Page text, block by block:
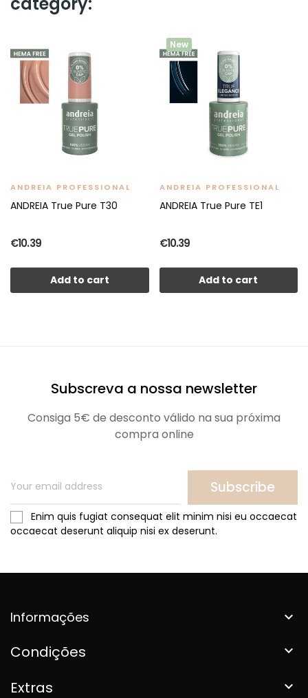
ANDREIA PROFESSIONAL
ANDREIA True Pure T30
€10.39
Add to cart
New
ANDREIA PROFESSIONAL
ANDREIA True Pure TE1
€10.39
Add to cart
Subscreva a nossa newsletter
Consiga 5€ de desconto válido na sua próxima
compra online
Subscribe
Enim quis fugiat consequat elit minim nisi eu occaecat
occaecat deserunt aliquip nisi ex deserunt.
Informações 
Condições 
Extras 